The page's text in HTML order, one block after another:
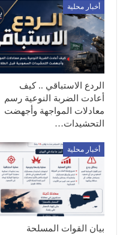
أخبار محلية
الردع الاستباقي .. كيف
أعادت الضربة النوعية رسم
معادلات المواجهة وأجهضت
التحشيدات…
أخبار محلية
بيان القوات المسلحة